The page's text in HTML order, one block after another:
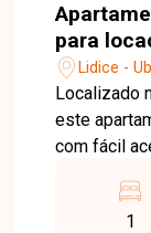
para
Lidice -
Localizado
este
com fácil
praticidade no dia a dia.
ampla, 11